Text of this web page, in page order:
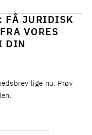
FÅ JURIDISK
VORES
DIN
lige nu. Prøv